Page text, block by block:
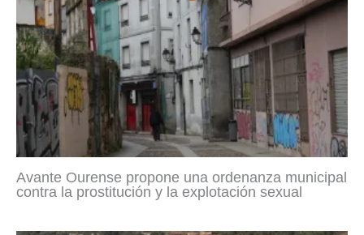
Avante Ourense propone una ordenanza municipal
contra la prostitución y la explotación sexual